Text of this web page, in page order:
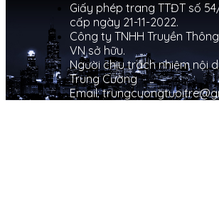
Giấy phép trang TTĐT số
cấp ngày 21-11-2022.
Công ty TNHH Truyền
VN sở hữu.
Người chịu trách nhiệm nội
Trung Cường
Email: